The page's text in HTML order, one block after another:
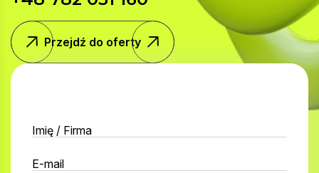
Przejdź do oferty